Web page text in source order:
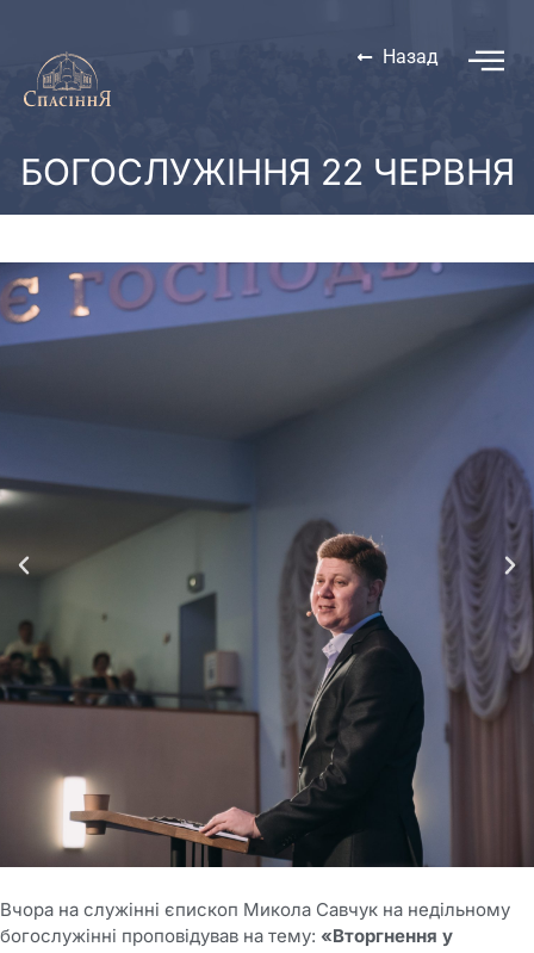
Назад
БОГОСЛУЖІННЯ 22 ЧЕРВНЯ
Вчора на служінні єпископ Микола Савчук на недільному
богослужінні проповідував на тему: «Вторгнення у